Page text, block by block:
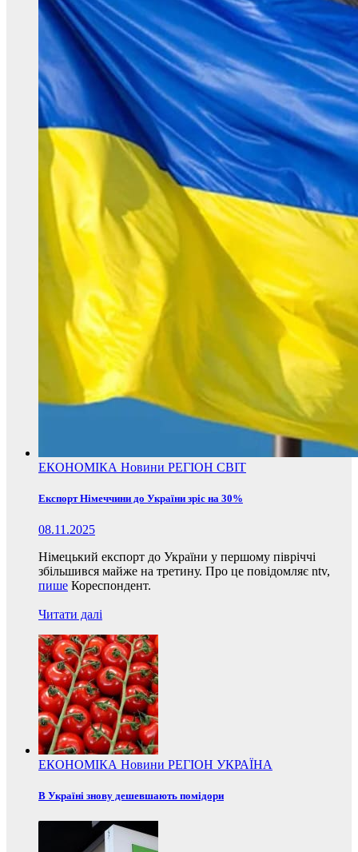
ЕКОНОМІКА Новини РЕГІОН СВІТ
Експорт Німеччини до України зріс на 30%
08.11.2025
Німецький експорт до України у першому півріччі
збільшився майже на третину. Про це повідомляє ntv,
пише Кореспондент.
Читати далі
ЕКОНОМІКА Новини РЕГІОН УКРАЇНА
В Україні знову дешевшають помідори